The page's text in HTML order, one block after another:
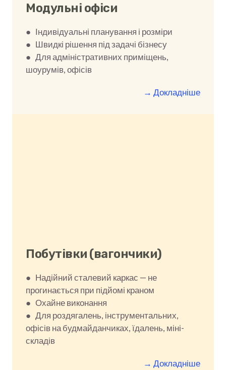
Модульні офіси
● Індивідуальні планування і розміри
● Швидкі рішення під задачі бізнесу
● Для адміністративних приміщень,
шоурумів, офісів
→ Докладніше
Побутівки (вагончики)
● Надійний сталевий каркас — не
прогинається при підйомі краном
● Охайне виконання
● Для роздягалень, інструментальних,
офісів на будмайданчиках, їдалень, міні-
складів
→ Докладніше